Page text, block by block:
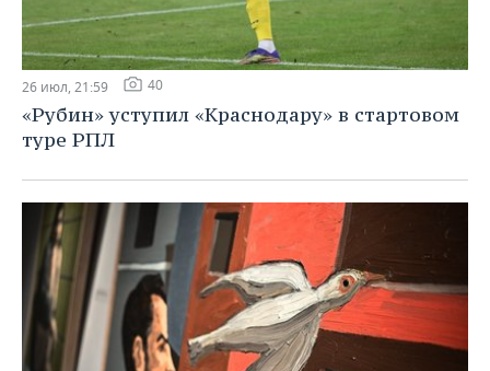
26 июл, 21:59 40
«Рубин» уступил «Краснодару» в стартовом
туре РПЛ